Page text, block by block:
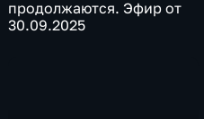
продолжаются. Эфир от
30.09.2025